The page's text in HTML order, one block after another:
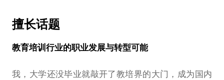
擅长话题
教育培训行业的职业发展与转型可能
我，大学还没毕业就敲开了教培界的大门，成为国内